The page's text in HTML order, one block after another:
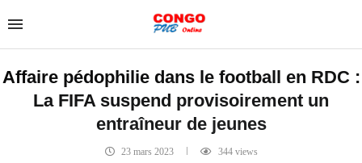
Affaire pédophilie dans le football en RDC :
La FIFA suspend provisoirement un
entraîneur de jeunes
23 mars 2023 344views